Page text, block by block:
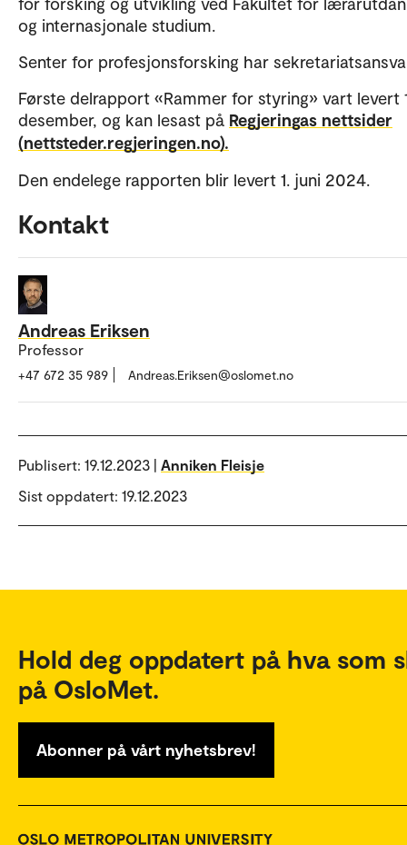
og internasjonale studium.
Senter for profesjonsforsking har
Første delrapport «Rammer for styring» vart levert
desember, og kan lesast på Regjeringas nettsider
(nettsteder.regjeringen.no).
Den endelege rapporten blir levert 1. juni 2024.
Kontakt
Andreas Eriksen
Professor
+47 672 35 989 Andreas.Eriksen@oslomet.no
Publisert: 19.12.2023 | Anniken Fleisje
Sist oppdatert: 19.12.2023
Hold deg oppdatert på hva som
på OsloMet.
Abonner på vårt nyhetsbrev!